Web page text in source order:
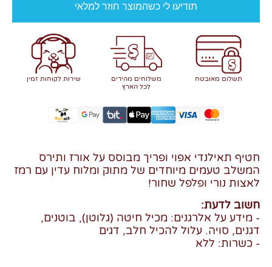
תודיעו לי כשהמוצר חוזר למלאי
תשלום מאובטח
משלוחים מהירים
לכל הארץ
שירות לקוחות זמין
חטיף תאילנדי אפוי ופריך מבוסס על אורז ותירס
המשלב טעמים מיוחדים של מתוק ומלוח עדין עם רמז
לאצות נורי ופלפל שחור!
חשוב לדעת:
- מידע על אלרגנים: מכיל חיטה (גלוטן), בוטנים,
דגנים, סויה. עלול להכיל חלב, דגים
- כשרות: ללא